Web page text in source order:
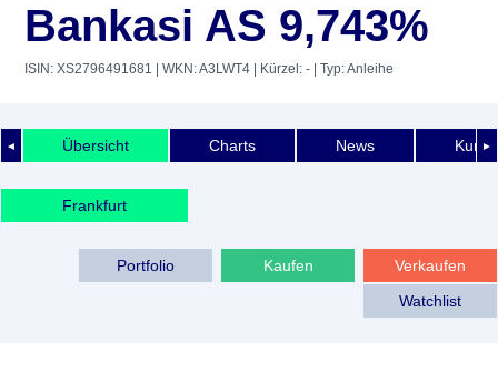
Bankasi AS 9,743%
ISIN: XS2796491681 | WKN: A3LWT4 | Kürzel: - | Typ: Anleihe
◄ ►
Übersicht Charts News
Frankfurt
Verkaufen
Kaufen
Portfolio
Watchlist